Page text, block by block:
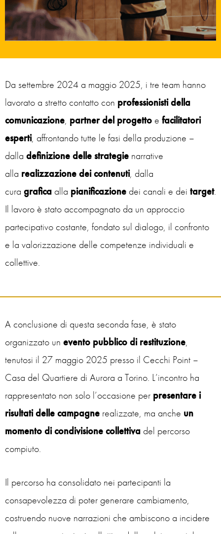
Da settembre 2024 a maggio 2025, i tre team hanno
lavorato a stretto contatto con professionisti della
comunicazione, partnerdel progetto e facilitatori
esperti, affrontando tutte le fasi della produzione –
dalla definizione delle strategie narrative
alla realizzazione dei contenuti, dalla
cura grafica alla pianificazione dei canali e dei target.
Il lavoro è stato accompagnato da un approccio
partecipativo costante, fondato sul dialogo, il confronto
e la valorizzazione delle competenze individuali e
collettive.
A conclusione di questa seconda fase, è stato
organizzato un evento pubblico di restituzione,
tenutosi il 27 maggio 2025 presso il Cecchi Point –
Casa del Quartiere di Aurora a Torino. L’incontro ha
rappresentato non solo l’occasione per presentare i
risultatidelle campagne realizzate, ma anche un
momento di condivisione collettiva del percorso
compiuto.
Il percorso ha consolidato nei partecipanti la
consapevolezza di poter generare cambiamento,
costruendo nuove narrazioni che ambiscono a incidere